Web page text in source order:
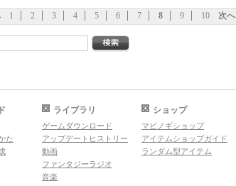
1 2 3 4 5 6 7 8 9 10 次へ
た
ライブラリ
ゲームダウンロード
アップデートヒストリー
動画
ファンタジーラジオ
音楽
ショップ
マビノギショップ
アイテムショップガイド
ランダム型アイテム